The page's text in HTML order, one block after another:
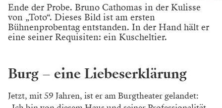
Ende der Probe. Bruno Cathomas in der Kulisse
von „Toto“. Dieses Bild ist am ersten
Bühnenprobentag entstanden. In der Hand hält er
eine seiner Requisiten: ein Kuscheltier.
Burg – eine Liebeserklärung
Jetzt, mit 59 Jahren, ist er am Burgtheater gelandet: